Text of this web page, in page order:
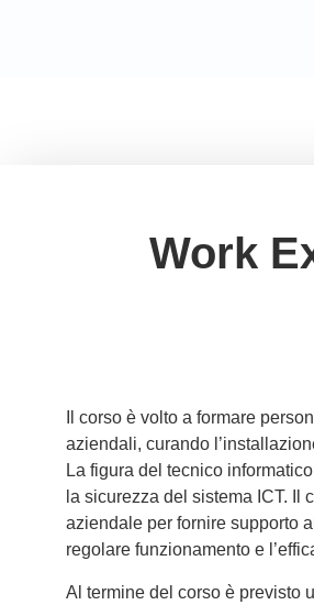
Work
Il corso è volto a formare
aziendali, curando
La figura del tecnico
la sicurezza del sistema ICT. Il
aziendale per fornire supporto
regolare funzionamento e
Al termine del corso è previsto